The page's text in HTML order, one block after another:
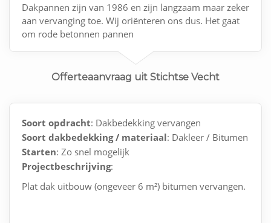
Dakpannen zijn van 1986 en zijn langzaam maar zeker
aan vervanging toe. Wij oriënteren ons dus. Het gaat
om rode betonnen pannen
Offerteaanvraag uit Stichtse Vecht
Soort opdracht: Dakbedekking vervangen
Soort dakbedekking / materiaal: Dakleer / Bitumen
Starten: Zo snel mogelijk
Projectbeschrijving:
Plat dak uitbouw (ongeveer 6 m²) bitumen vervangen.